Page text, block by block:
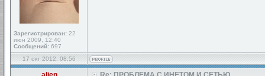
Зарегистрирован: 22
июн 2009, 12:40
Сообщений: 697
17 окт 2012, 08:56